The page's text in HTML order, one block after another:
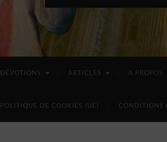
DÉVOTIONS ARTICLES A PROPOS
POLITIQUE DE COOKIES (UE) CONDITIONS